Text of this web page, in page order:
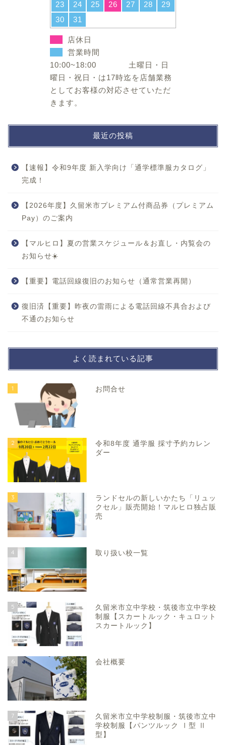
23 24 25 26 27 28
29
30
31
店休日
営業時間
10:00~18:00 土曜日・日
曜日・祝日・は17時迄を店舗業務
としてお客様の対応させていただ
きます。
最近の投稿
【速報】令和9年度 新入学向け「通学標準服カタログ」
完成！
【2026年度】久留米市プレミアム付商品券（プレミアム
Pay）のご案内
【マルヒロ】夏の営業スケジュール＆お直し・内覧会の
お知らせ☀️
【重要】電話回線復旧のお知らせ（通常営業再開）
復旧済【重要】昨夜の雷雨による電話回線不具合および
不通のお知らせ
よく読まれている記事
1 お問合せ
2
令和8年度 通学服 採寸予約カレン
ダー
3
ランドセルの新しいかたち「リュッ
クセル」販売開始！マルヒロ独占販
売
4 取り扱い校一覧
5
久留米市立中学校・筑後市立中学校
制服【スカートルック・キュロット
スカートルック】
6 会社概要
7
久留米市立中学校制服・筑後市立中
学校制服【パンツルック Ⅰ型 Ⅱ
型】